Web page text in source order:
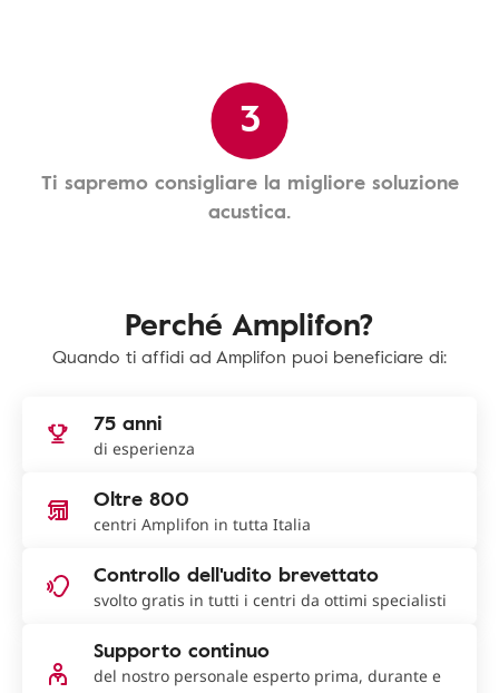
3
Ti sapremo consigliare la migliore soluzione
acustica.
Perché Amplifon?
Quando ti affidi ad Amplifon puoi beneficiare di:
75 anni
di esperienza
Oltre 800
centri Amplifon in tutta Italia
Controllo dell'udito brevettato
svolto gratis in tutti i centri da ottimi specialisti
Supporto continuo
del nostro personale esperto prima, durante e